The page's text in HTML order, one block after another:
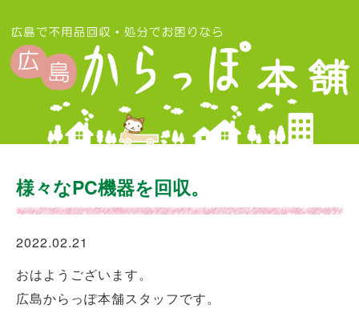
様々なPC機器を回収。
2022.02.21
おはようございます。
広島からっぽ本舗スタッフです。